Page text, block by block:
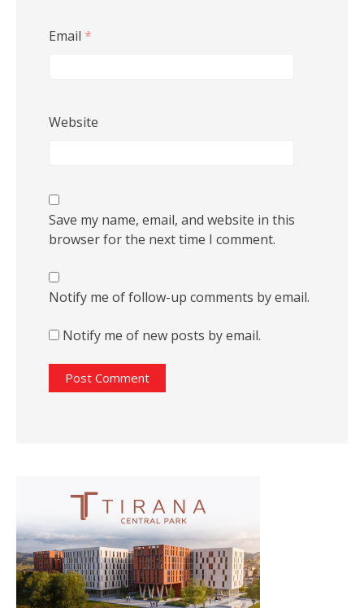
Email *
Website
Save my name, email, and website in this
browser for the next time I comment.
Notify me of follow-up comments by email.
Notify me of new posts by email.